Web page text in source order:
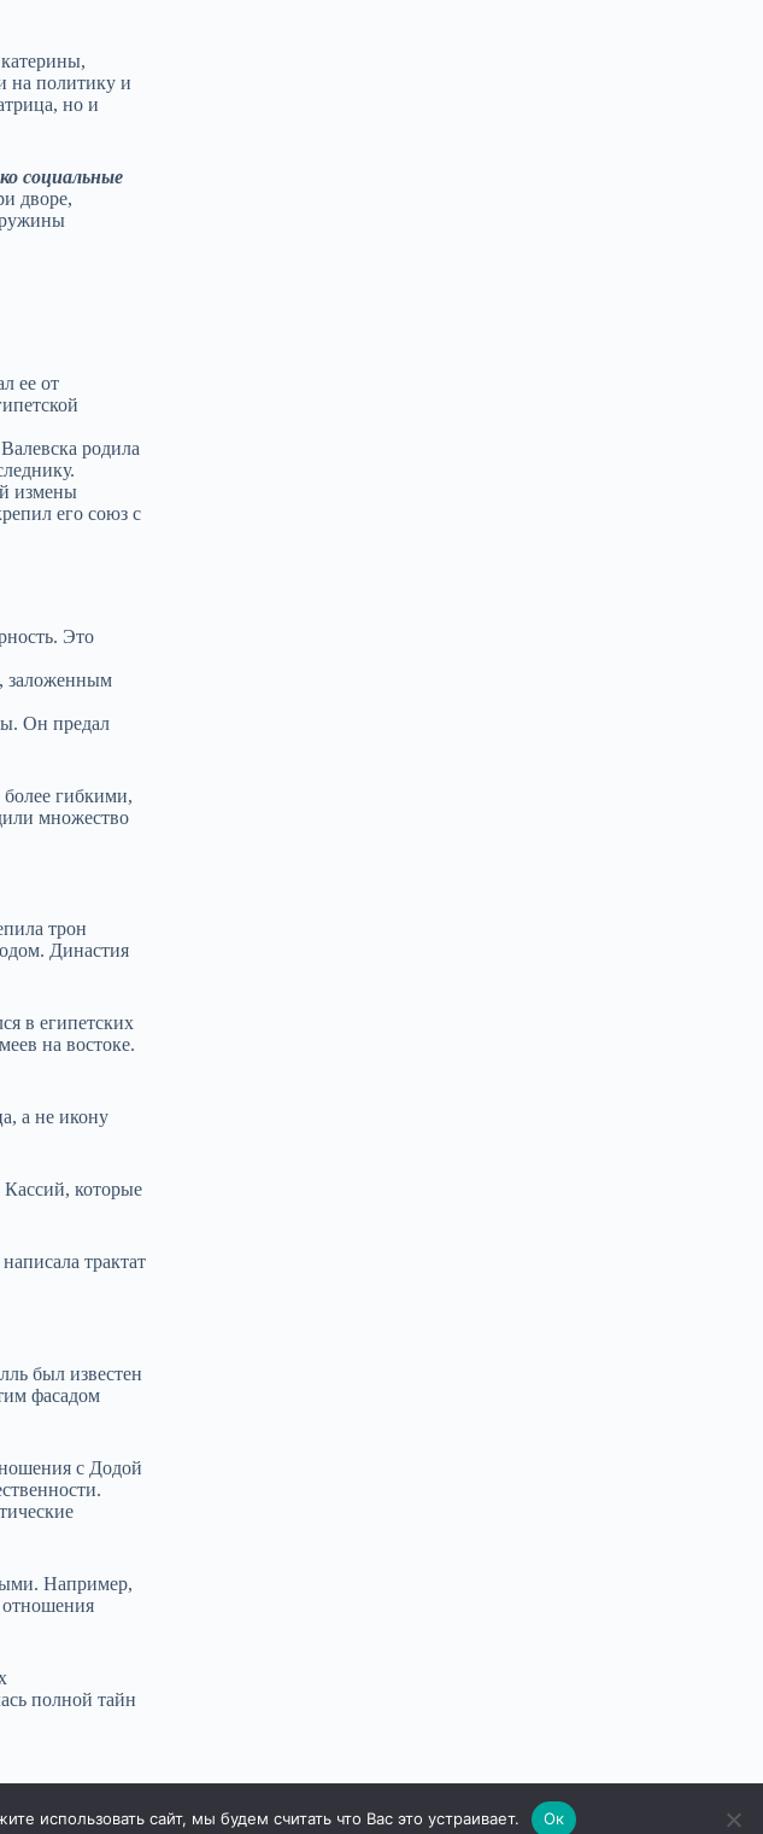
на политику и
но и
социальные
дворе,
ее от
родила
измены
его союз с
Это
заложенным
Он предал
гибкими,
множество
трон
Династия
в египетских
на востоке.
а не икону
которые
трактат
был известен
фасадом
с Додой
Например,
отношения
полной тайн
использовать сайт, мы будем считать что Вас это устраивает. Ок